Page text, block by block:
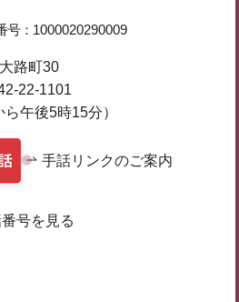
号： 1000020290009
路町30
22-1101
午後5時15分）
手話リンクのご案内
号を見る